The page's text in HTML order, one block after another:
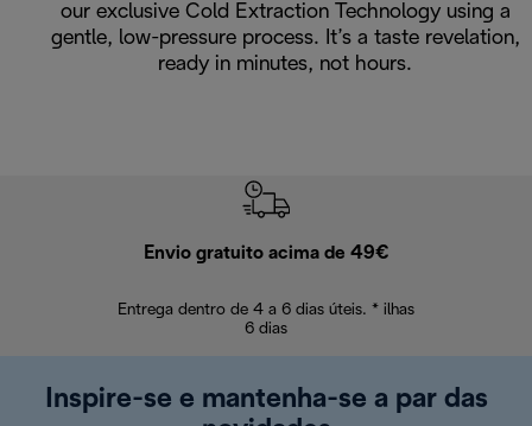
our exclusive Cold Extraction Technology using a
gentle, low-pressure process. It’s a taste revelation,
ready in minutes, not hours.
Envio gratuito acima de 49€
Entrega dentro de 4 a 6 dias úteis. * ilhas
6 dias
Inspire-se e mantenha-se a par das